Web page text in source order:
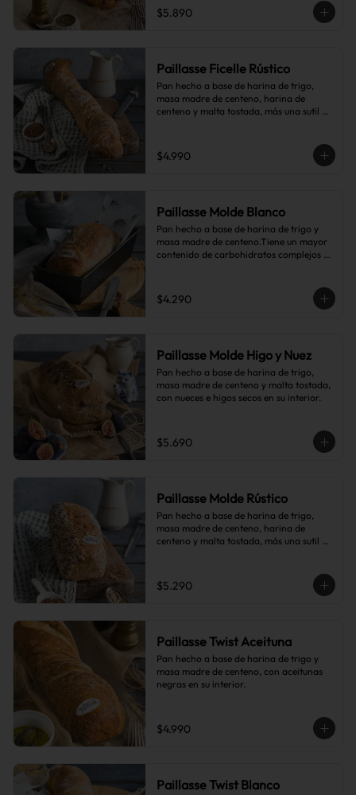
$5.890
Paillasse Ficelle Rústico
Pan hecho a base de harina de trigo,
masa madre de centeno, harina de
centeno y malta tostada, más una sutil
tostado y frutos secos.
$4.990
Paillasse Molde Blanco
Pan hecho a base de harina de trigo y
masa madre de centeno.Tiene un mayor
contenido de carbohidratos complejos
$4.290
Paillasse Molde Higo y Nuez
Pan hecho a base de harina de trigo,
masa madre de centeno y malta tostada,
con nueces e higos secos en su interior.
$5.690
Paillasse Molde Rústico
Pan hecho a base de harina de trigo,
masa madre de centeno, harina de
centeno y malta tostada, más una sutil
tostado y frutos secos.
$5.290
Paillasse Twist Aceituna
Pan hecho a base de harina de trigo y
masa madre de centeno, con aceitunas
negras en su interior.
$4.990
Paillasse Twist Blanco